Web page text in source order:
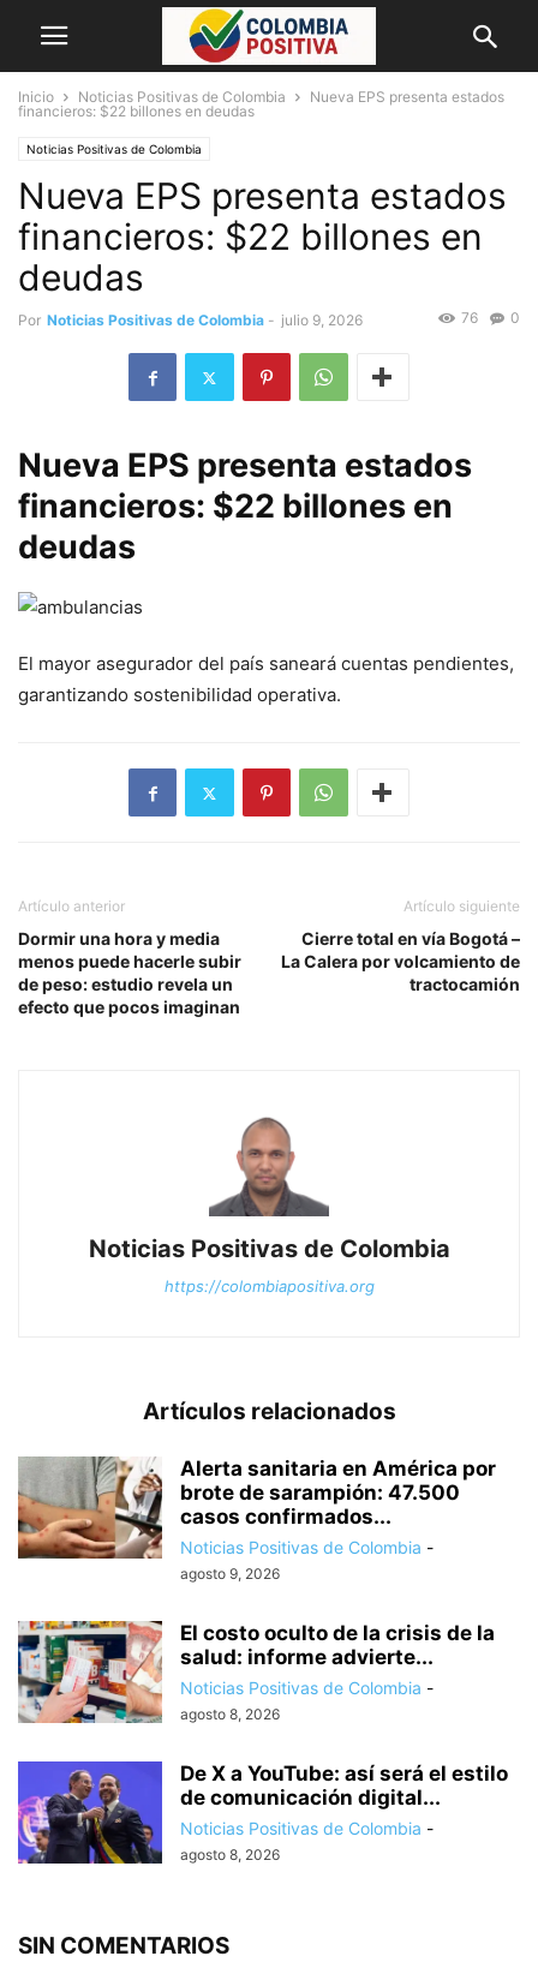
Inicio Noticias Positivas de Colombia
Nueva EPS presenta estados
financieros: $22 billones en deudas
Noticias Positivas de Colombia
Nueva EPS presenta estados
financieros: $22 billones en
deudas
Por Noticias Positivas de Colombia - julio 9, 2026 0
76
Nueva EPS presenta estados
financieros: $22 billones en
deudas
El mayor asegurador del país saneará cuentas pendientes,
garantizando sostenibilidad operativa.
Artículo anterior
Dormir una hora y media
menos puede hacerle subir
de peso: estudio revela un
efecto que pocos imaginan
Artículo siguiente
Cierre total en vía Bogotá –
La Calera por volcamiento de
tractocamión
Noticias Positivas de Colombia
https://colombiapositiva.org
Artículos relacionados
Alerta sanitaria en América por
brote de sarampión: 47.500
casos confirmados...
Noticias Positivas de Colombia -
agosto 9, 2026
El costo oculto de la crisis de la
salud: informe advierte...
Noticias Positivas de Colombia -
agosto 8, 2026
De X a YouTube: así será el estilo
de comunicación digital...
Noticias Positivas de Colombia -
agosto 8, 2026
SIN COMENTARIOS